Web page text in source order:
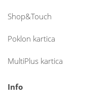
Shop&Touch
Poklon kartica
MultiPlus kartica
Info